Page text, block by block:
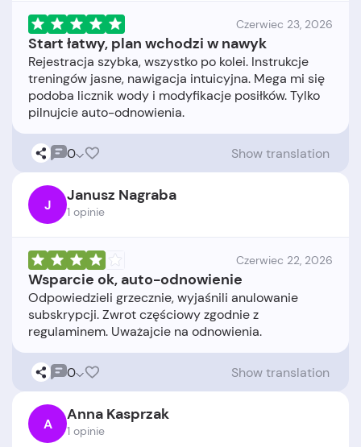
Czerwiec 23, 2026
Start łatwy, plan wchodzi w nawyk
Rejestracja szybka, wszystko po kolei. Instrukcje
treningów jasne, nawigacja intuicyjna. Mega mi się
podoba licznik wody i modyfikacje posiłków. Tylko
0 Show translation
J Janusz Nagraba
1 opinie
Czerwiec 22, 2026
Wsparcie ok, auto-odnowienie
Odpowiedzieli grzecznie, wyjaśnili anulowanie
subskrypcji. Zwrot częściowy zgodnie z
0 Show translation
A Anna Kasprzak
1 opinie